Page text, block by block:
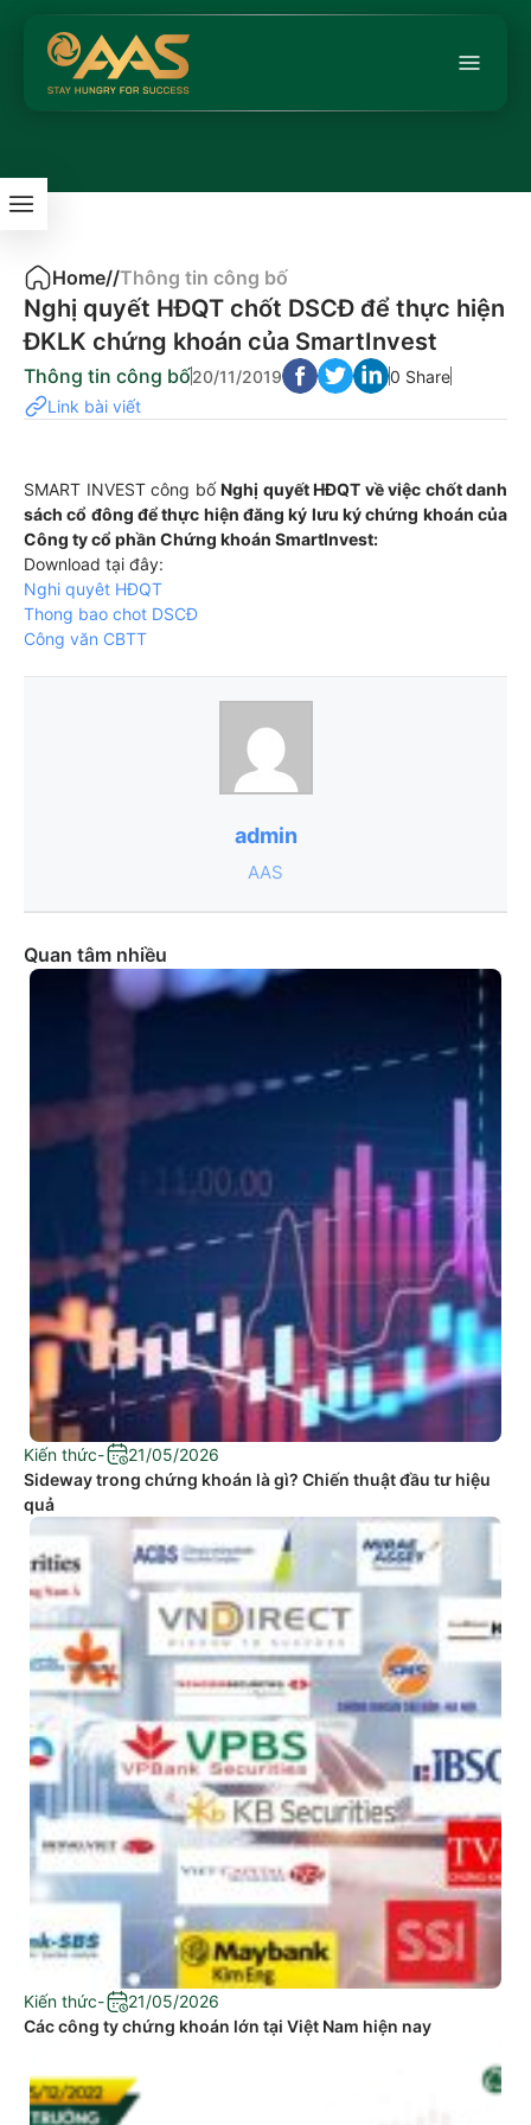
Home//Thông tin công bố
Nghị quyết HĐQT chốt DSCĐ để thực hiện
ĐKLK chứng khoán của SmartInvest
Thông tin công bố20/11/2019
0 Share
Link bài viết
SMART INVEST công bốNghị quyết HĐQT về việc chốt danh
sách cổ đông để thực hiện đăng ký lưu ký chứng khoán của
Công ty cổ phần Chứng khoán SmartInvest:
Download tại đây:
Nghi quyêt HĐQT
Thong bao chot DSCĐ
Công văn CBTT
admin
AAS
Quan tâm nhiều
Kiến thức-
21/05/2026
Sideway trong chứng khoán là gì? Chiến thuật đầu tư hiệu
quả
Kiến thức-
21/05/2026
Các công ty chứng khoán lớn tại Việt Nam hiện nay